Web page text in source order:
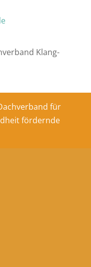
Klang-
für
fördernde